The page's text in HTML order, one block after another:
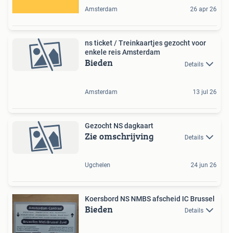
Amsterdam 26 apr 26
ns ticket / Treinkaartjes gezocht voor
enkele reis Amsterdam
Bieden Details
Amsterdam 13 jul 26
Gezocht NS dagkaart
Zie omschrijving Details
Ugchelen 24 jun 26
Koersbord NS NMBS afscheid IC Brussel
Bieden Details